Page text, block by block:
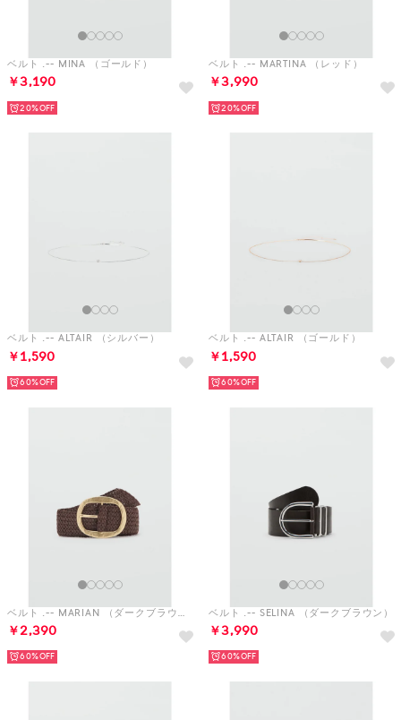
ベルト .-- MINA （ゴールド）
￥3,190
20%
ベルト .-- MARTINA （レッド）
￥3,990
20%
ベルト .-- ALTAIR （シルバー）
￥1,590
60%
ベルト .-- ALTAIR （ゴールド）
￥1,590
60%
ベルト .-- MARIAN （ダークブラウン）
￥2,390
60%
ベルト .-- SELINA （ダークブラウン）
￥3,990
60%